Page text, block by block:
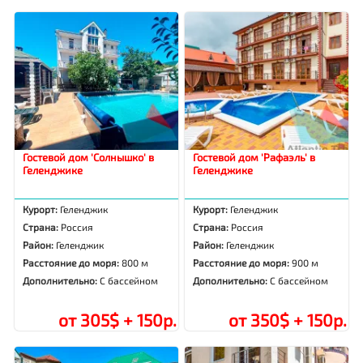
Гостевой дом 'Солнышко' в
Геленджике
Курорт: Геленджик
Страна: Россия
Район: Геленджик
Расстояние до моря:800 м
Дополнительно:С бассейном
от 305$ + 150р.
Гостевой дом 'Рафаэль' в
Геленджике
Курорт: Геленджик
Страна: Россия
Район: Геленджик
Расстояние до моря:900 м
Дополнительно:С бассейном
от 350$ + 150р.